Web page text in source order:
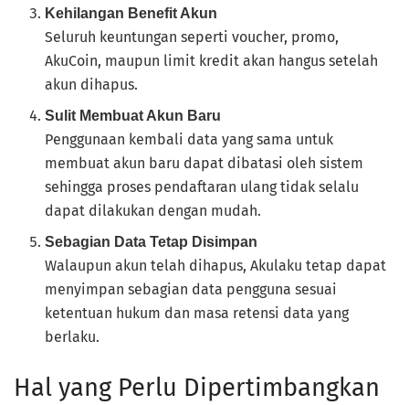
Kehilangan Benefit Akun
Seluruh keuntungan seperti voucher, promo,
AkuCoin, maupun limit kredit akan hangus setelah
akun dihapus.
Sulit Membuat Akun Baru
Penggunaan kembali data yang sama untuk
membuat akun baru dapat dibatasi oleh sistem
sehingga proses pendaftaran ulang tidak selalu
dapat dilakukan dengan mudah.
Sebagian Data Tetap Disimpan
Walaupun akun telah dihapus, Akulaku tetap dapat
menyimpan sebagian data pengguna sesuai
ketentuan hukum dan masa retensi data yang
berlaku.
Hal yang Perlu Dipertimbangkan